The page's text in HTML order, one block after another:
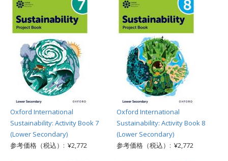
Oxford International
Sustainability: Activity Book 7
(Lower Secondary)
参考価格（税込）: ¥2,772
Oxford International
Sustainability: Activity Book 8
(Lower Secondary)
参考価格（税込）: ¥2,772